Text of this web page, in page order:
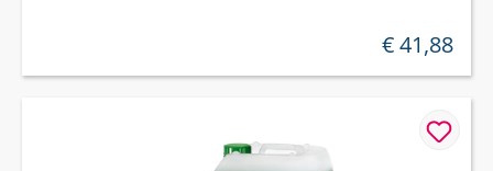
regulärer
€ 41,88